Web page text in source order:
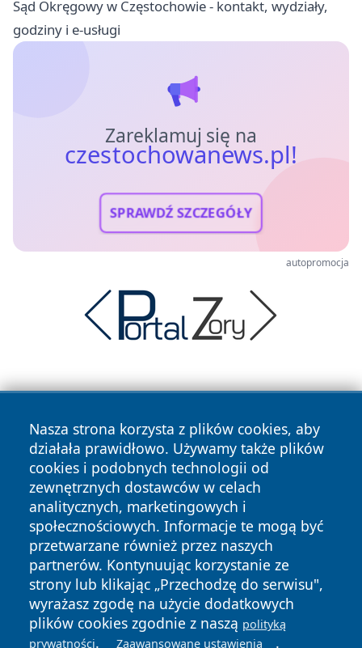
Sąd Okręgowy w Częstochowie - kontakt, wydziały,
godziny i e-usługi
Zareklamuj się na
czestochowanews.pl!
SPRAWDŹ SZCZEGÓŁY
autopromocja
Nasza strona korzysta z plików cookies, aby
działała prawidłowo. Używamy także plików
cookies i podobnych technologii od
zewnętrznych dostawców w celach
analitycznych, marketingowych i
społecznościowych. Informacje te mogą być
przetwarzane również przez naszych
partnerów. Kontynuując korzystanie ze
strony lub klikając „Przechodzę do serwisu",
wyrażasz zgodę na użycie dodatkowych
plików cookies zgodnie z naszą polityką
prywatności. Zaawansowane ustawienia .
Copyright © 2026 czestochowanews.pl Wszystkie prawa
zastrzeżone.
News Autorzy
Polityka
Prywatności
Polityka
Cookies
cześć